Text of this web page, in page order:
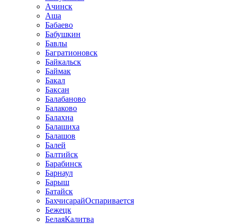
Ачинск
Аша
Бабаево
Бабушкин
Бавлы
Багратионовск
Байкальск
Баймак
Бакал
Баксан
Балабаново
Балаково
Балахна
Балашиха
Балашов
Балей
Балтийск
Барабинск
Барнаул
Барыш
Батайск
БахчисарайОспаривается
Бежецк
БелаяКалитва